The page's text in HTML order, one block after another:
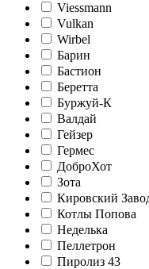
Viessmann
Vulkan
Wirbel
Барин
Бастион
Беретта
Буржуй-К
Валдай
Гейзер
Гермес
ДоброХот
Зота
Кировский
Котлы Попова
Неделька
Пеллетрон
Пиролиз 43